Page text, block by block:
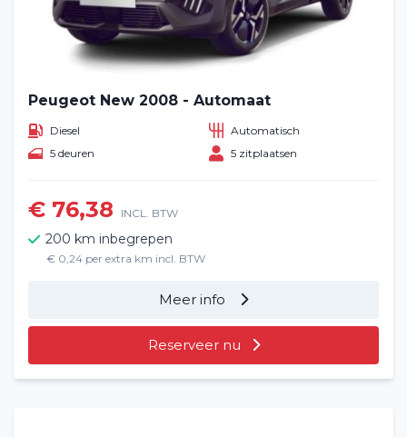
Peugeot New 2008 - Automaat
Diesel
Automatisch
5 deuren
5 zitplaatsen
€ 76,38 INCL. BTW
200 km inbegrepen
€ 0,24 per extra km incl. BTW
Meer info
Reserveer nu